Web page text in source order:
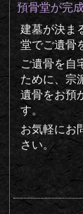
預骨堂が完
建墓が決ま
堂でご遺骨
ご遺骨を自
ために、宗
遺骨をお預
す。
お気軽にお
さい。